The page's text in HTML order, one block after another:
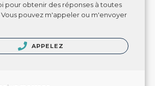
pour obtenir des réponses à toutes
Vous pouvez m'appeler ou m'envoyer
APPELEZ